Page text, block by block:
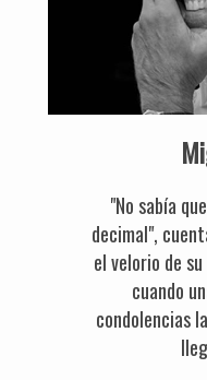
"No sabía
decimal",
el velorio de
cuando
condolencias